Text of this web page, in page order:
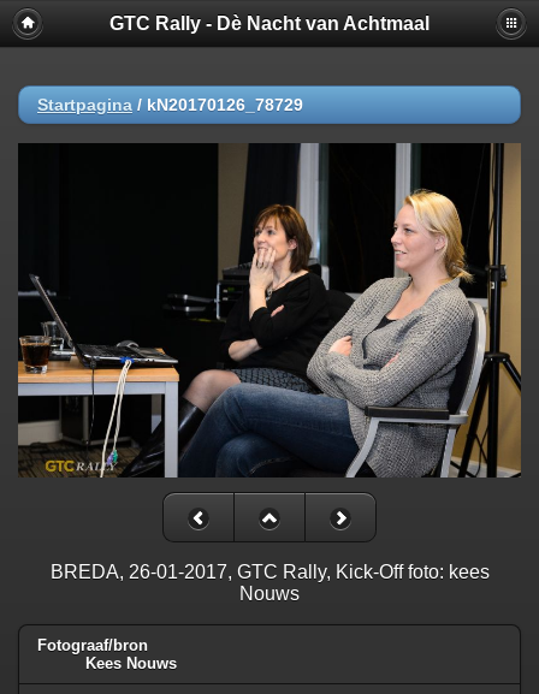
GTC Rally - Dè Nacht van Achtmaal
Startpagina / kN20170126_78729
BREDA, 26-01-2017, GTC Rally, Kick-Off foto: kees
Nouws
Fotograaf/bron
Kees Nouws